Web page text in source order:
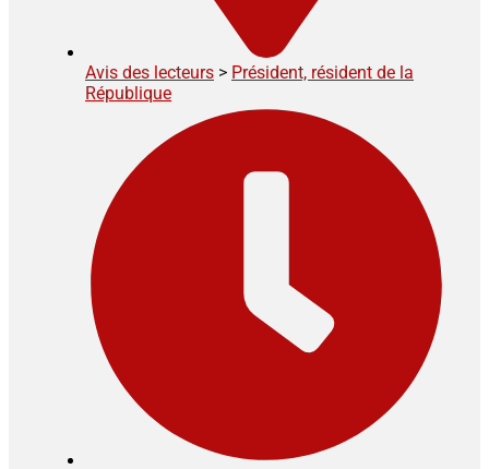
Avis des lecteurs > Président, résident de la
République